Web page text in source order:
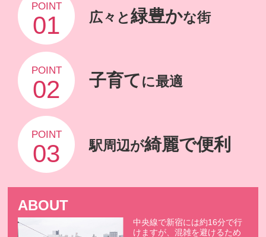
POINT
01 広々と緑豊かな街
POINT
02 子育てに最適
POINT
03 駅周辺が綺麗で便利
ABOUT
中央線で新宿には約16分で行
けますが、混雑を避けるため